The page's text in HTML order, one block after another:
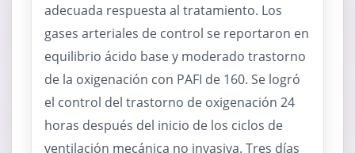
adecuada respuesta al tratamiento. Los
gases arteriales de control se reportaron en
equilibrio ácido base y moderado trastorno
de la oxigenación con PAFI de 160. Se logró
el control del trastorno de oxigenación 24
horas después del inicio de los ciclos de
ventilación mecánica no invasiva. Tres días